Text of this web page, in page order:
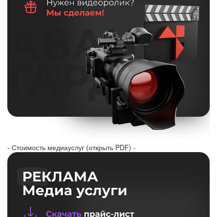
- Стоимость медиауслуг (открыть PDF) -